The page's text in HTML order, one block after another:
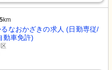
km
なおかざきの求人 (日勤専従/
動車免許)